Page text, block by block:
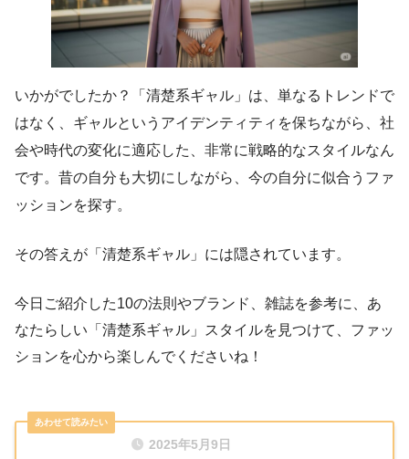
いかがでしたか？「清楚系ギャル」は、単なるトレンドで
はなく、ギャルというアイデンティティを保ちながら、社
会や時代の変化に適応した、非常に戦略的なスタイルなん
です。昔の自分も大切にしながら、今の自分に似合うファ
ッションを探す。
その答えが「清楚系ギャル」には隠されています。
今日ご紹介した10の法則やブランド、雑誌を参考に、あ
なたらしい「清楚系ギャル」スタイルを見つけて、ファッ
ションを心から楽しんでくださいね！
2025年5月9日